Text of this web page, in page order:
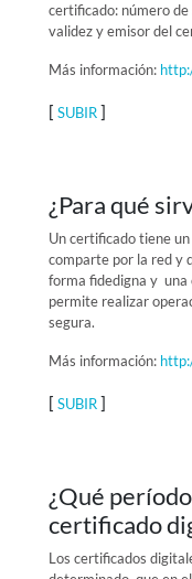
certificado: número
validez y emisor del
Más información:
[ SUBIR]
¿Para qué
Un certificado tiene
comparte por la red y
forma fidedigna y una
permite realizar
segura.
Más información:
[ SUBIR]
¿Qué
certificado
Los certificados